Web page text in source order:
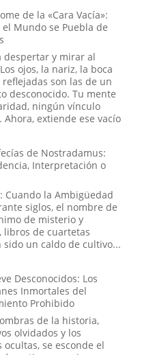
las
Lluvias
Animales
Manuscrito
Voynich:
engaño
medieval,
un
tratado
secreto
o
de
las
de la «Cara Vacía»:
el Mundo se Puebla de
despertar y mirar al
ojos, la nariz, la boca
reflejadas son las de un
desconocido. Tu mente
ningún vínculo
extiende ese vacío
de Nostradamus:
Interpretación o
Cuando la Ambigüedad
siglos, el nombre de
de misterio y
libros de cuartetas
sido un caldo de cultivo...
Desconocidos: Los
Inmortales del
Prohibido
de la historia,
olvidados y los
se esconde el